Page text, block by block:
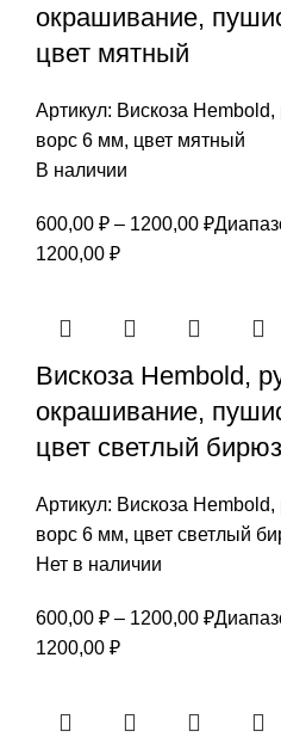
окрашивание,
цвет мятный
Артикул: Вискоза
ворс 6 мм, цвет мятный
В наличии
600,00 ₽ – 1200,00 ₽
1200,00 ₽
Вискоза Hembold,
окрашивание,
цвет светлый
Артикул: Вискоза
ворс 6 мм, цвет светлый
Нет в наличии
600,00 ₽ – 1200,00 ₽
1200,00 ₽